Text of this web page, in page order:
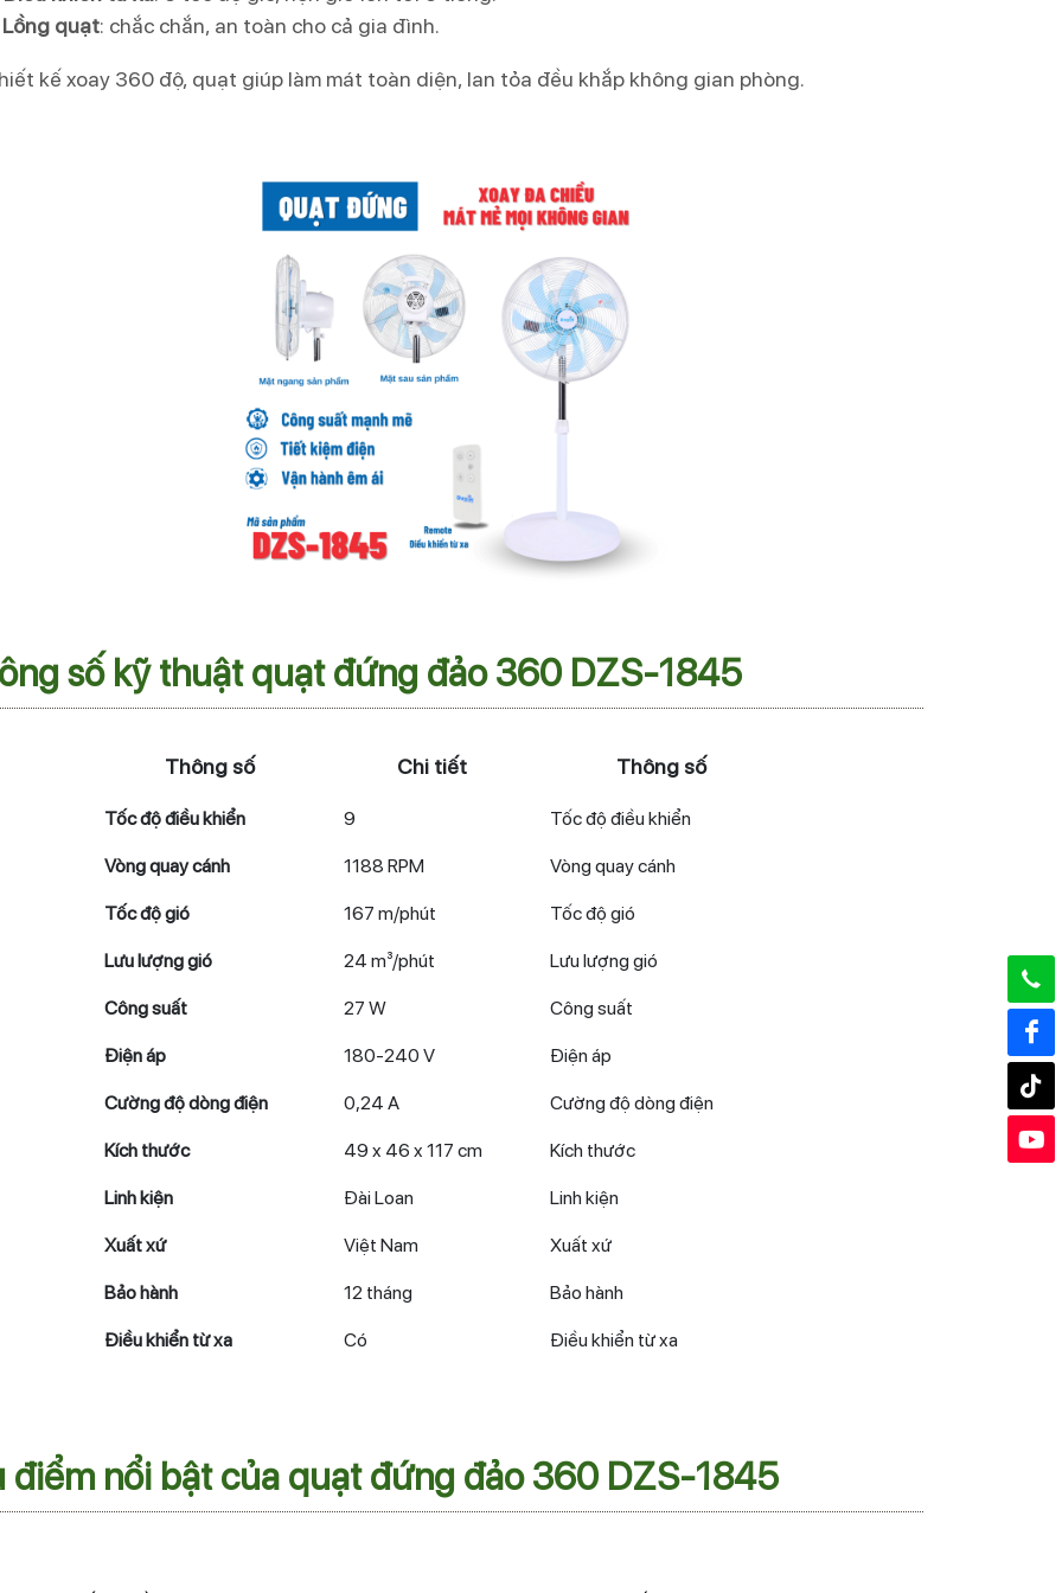
Lồng quạt: chắc chắn, an toàn cho cả gia đình.
kế xoay 360 độ, quạt giúp làm mát toàn diện, lan tỏa đều khắp không gian phòng.
số kỹ thuật quạt đứng đảo 360 DZS-1845
Thông số Chi tiết Thông số
Tốc độ điều khiển 9 Tốc độ điều khiển
Vòng quay cánh 1188 RPM Vòng quay cánh
Tốc độ gió 167 m/phút Tốc độ gió
Lưu lượng gió 24 m³/phút Lưu lượng gió
Công suất 27 W Công suất
Điện áp 180-240 V Điện áp
Cường độ dòng điện 0,24 A Cường độ dòng điện
Kích thước 49 x 46 x 117 cm Kích thước
Linh kiện Đài Loan Linh kiện
Xuất xứ Việt Nam Xuất xứ
Bảo hành 12 tháng Bảo hành
Điều khiển từ xa Có Điều khiển từ xa
điểm nổi bật của quạt đứng đảo 360 DZS-1845